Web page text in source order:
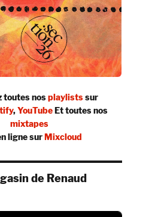
toutes nosplaylistssur
,YouTubeEt toutes nos
mixtapes
ligne surMixcloud
de Renaud